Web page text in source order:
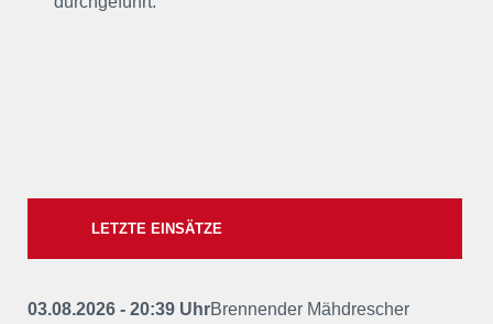
LETZTE EINSÄTZE
03.08.2026 - 20:39 UhrBrennender Mähdrescher